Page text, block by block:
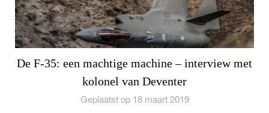
De F-35: een machtige machine – interview met
kolonel van Deventer
Geplaatst op 18 maart 2019